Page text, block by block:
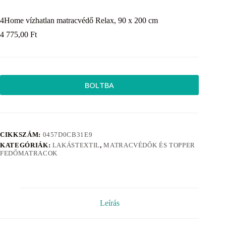
4Home vízhatlan matracvédő Relax, 90 x 200 cm
4 775,00 Ft
BOLTBA
CIKKSZÁM: 0457D0CB31E9
KATEGÓRIÁK: LAKÁSTEXTIL,MATRACVÉDŐK ÉS TOPPER
FEDŐMATRACOK
Leírás